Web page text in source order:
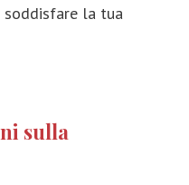
soddisfare la tua
sulla